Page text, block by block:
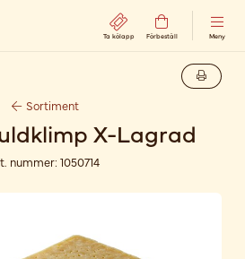
Ta kölapp Förbeställ Meny
Sortiment
X-Lagrad
nummer: 1050714